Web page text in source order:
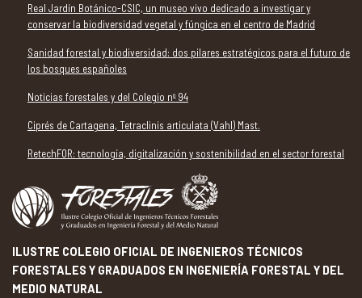
Real Jardín Botánico-CSIC, un museo vivo dedicado a investigar y
conservar la biodiversidad vegetal y fúngica en el centro de Madrid
Sanidad forestal y biodiversidad: dos pilares estratégicos para el futuro de
los bosques españoles
Noticias forestales y del Colegio nº 94
Ciprés de Cartagena, Tetraclinis articulata (Vahl) Mast.
RetechFOR: tecnología, digitalización y sostenibilidad en el sector forestal
ILUSTRE COLEGIO OFICIAL DE INGENIEROS TÉCNICOS
FORESTALES Y GRADUADOS EN INGENIERÍA FORESTAL Y DEL
MEDIO NATURAL